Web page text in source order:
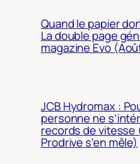
Quand le papier
La double page
magazine Evo
JCB Hydromax :
personne ne
records de vitesse
Prodrive s’en mêle)